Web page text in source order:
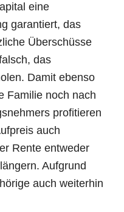
eine
garantiert, das
Überschüsse
das
Damit ebenso
Familie noch nach
profitieren
auch
Rente entweder
Aufgrund
auch weiterhin